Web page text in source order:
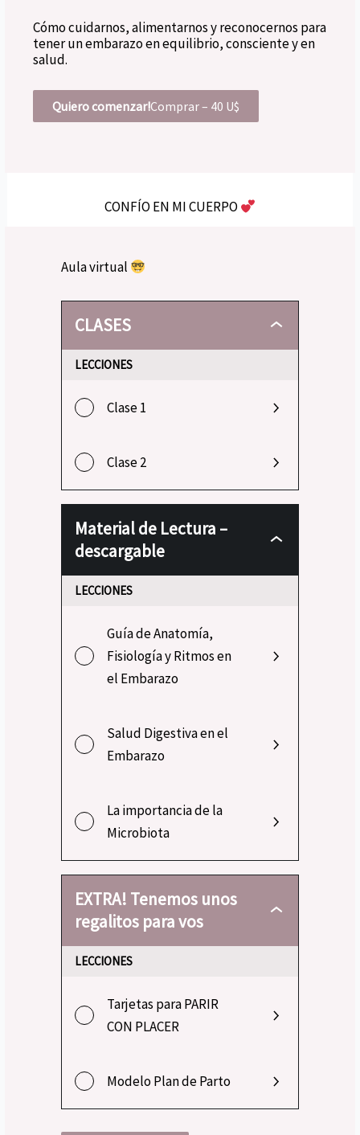
Cómo cuidarnos, alimentarnos y reconocernos para
tener un embarazo en equilibrio, consciente y en
salud.
Quiero comenzar!Comprar – 40 U$
CONFÍO EN MI CUERPO
Aula virtual
CLASES
LECCIONES
Clase 1
Clase 2
Material de Lectura –
descargable
LECCIONES
Guía de Anatomía,
Fisiología y Ritmos en
el Embarazo
Salud Digestiva en el
Embarazo
La importancia de la
Microbiota
EXTRA! Tenemos unos
regalitos para vos
LECCIONES
Tarjetas para PARIR
CON PLACER
Modelo Plan de Parto